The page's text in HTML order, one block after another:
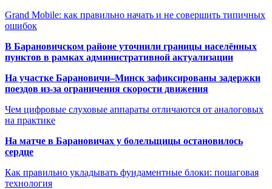
Grand Mobile: как правильно начать и не совершить типичных
ошибок
В Барановичском районе уточнили границы населённых
пунктов в рамках административной актуализации
На участке Барановичи–Минск зафиксированы задержки
поездов из-за ограничения скорости движения
Чем цифровые слуховые аппараты отличаются от аналоговых
на практике
На матче в Барановичах у болельщицы остановилось
сердце
Как правильно укладывать фундаментные блоки: пошаговая
технология